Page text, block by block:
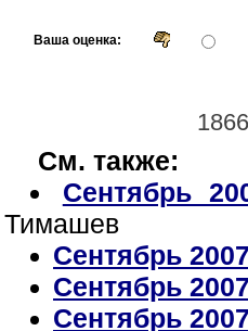
Ваша оценка:
См. также:
Сентябрь
Тимашев
Сентябрь
Сентябрь
Сентябрь